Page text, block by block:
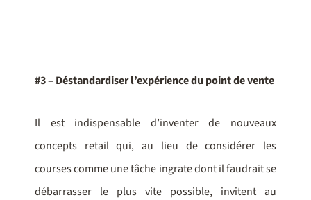
#3 – Déstandardiser l’expérience du point de vente
Il est indispensable d’inventer de nouveaux
concepts retail qui, au lieu de considérer les
courses comme une tâche ingrate dont il faudrait se
débarrasser le plus vite possible, invitent au